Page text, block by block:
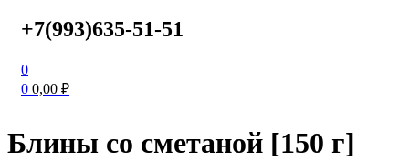
+7(993)635-51-51
0
0 0,00 ₽
Блины со сметаной [150 г]